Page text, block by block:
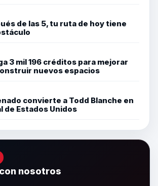
de las 5, tu ruta de hoy tiene
3 mil 196 créditos para mejorar
nuevos espacios
convierte a Todd Blanche en
de Estados Unidos
nosotros